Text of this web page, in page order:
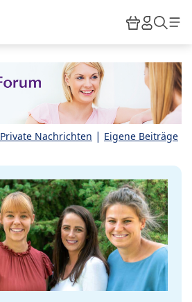
HiPP
Private Nachrichten | Eigene Beiträge